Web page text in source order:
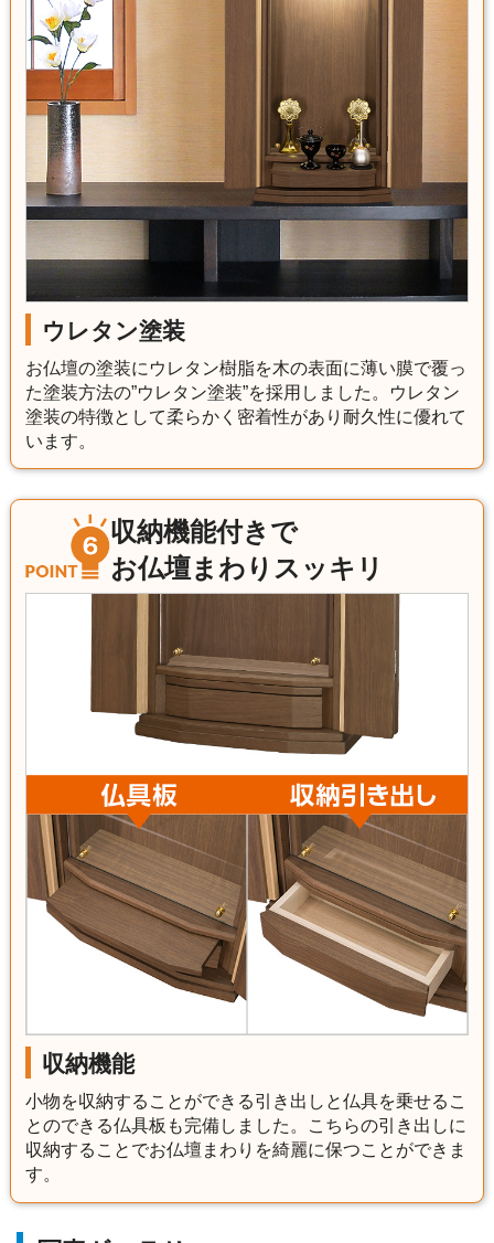
ウレタン塗装
お仏壇の塗装にウレタン樹脂を木の表面に薄い膜で覆っ
た塗装方法の”ウレタン塗装”を採用しました。ウレタン
塗装の特徴として柔らかく密着性があり耐久性に優れて
います。
収納機能付きで
お仏壇まわりスッキリ
収納機能
小物を収納することができる引き出しと仏具を乗せるこ
とのできる仏具板も完備しました。こちらの引き出しに
収納することでお仏壇まわりを綺麗に保つことができま
す。